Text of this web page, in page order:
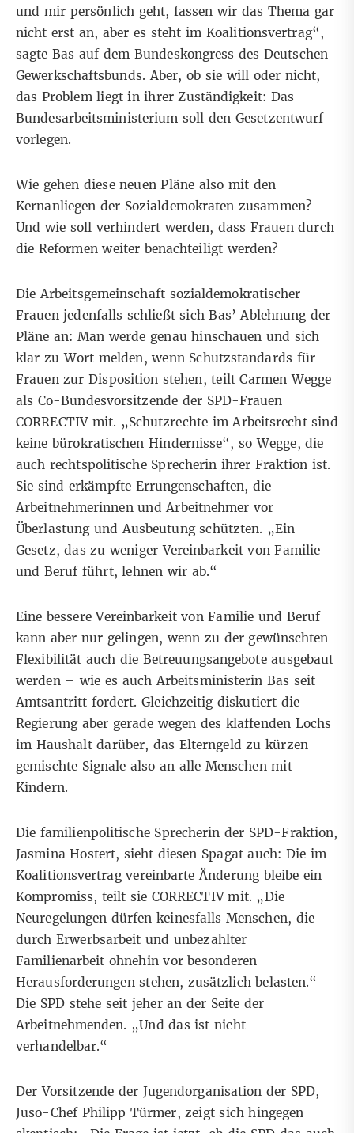
und mir persönlich geht, fassen wir das Thema gar
nicht erst an, aber es steht im Koalitionsvertrag“,
sagte Bas auf dem Bundeskongress des Deutschen
Gewerkschaftsbunds. Aber, ob sie will oder nicht,
das Problem liegt in ihrer Zuständigkeit: Das
Bundesarbeitsministerium soll den Gesetzentwurf
vorlegen.
Wie gehen diese neuen Pläne also mit den
Kernanliegen der Sozialdemokraten zusammen?
Und wie soll verhindert werden, dass Frauen durch
die Reformen weiter benachteiligt werden?
Die Arbeitsgemeinschaft sozialdemokratischer
Frauen jedenfalls schließt sich Bas’ Ablehnung der
Pläne an: Man werde genau hinschauen und sich
klar zu Wort melden, wenn Schutzstandards für
Frauen zur Disposition stehen, teilt Carmen Wegge
als Co-Bundesvorsitzende der SPD-Frauen
CORRECTIV mit. „Schutzrechte im Arbeitsrecht sind
keine bürokratischen Hindernisse“, so Wegge, die
auch rechtspolitische Sprecherin ihrer Fraktion ist.
Sie sind erkämpfte Errungenschaften, die
Arbeitnehmerinnen und Arbeitnehmer vor
Überlastung und Ausbeutung schützten. „Ein
Gesetz, das zu weniger Vereinbarkeit von Familie
und Beruf führt, lehnen wir ab.“
Eine bessere Vereinbarkeit von Familie und Beruf
kann aber nur gelingen, wenn zu der gewünschten
Flexibilität auch die Betreuungsangebote ausgebaut
werden – wie es auch Arbeitsministerin Bas seit
Amtsantritt fordert. Gleichzeitig diskutiert die
Regierung aber gerade wegen des klaffenden Lochs
im Haushalt darüber, das Elterngeld zu kürzen –
gemischte Signale also an alle Menschen mit
Kindern.
Die familienpolitische Sprecherin der SPD-Fraktion,
Jasmina Hostert, sieht diesen Spagat auch: Die im
Koalitionsvertrag vereinbarte Änderung bleibe ein
Kompromiss, teilt sie CORRECTIV mit. „Die
Neuregelungen dürfen keinesfalls Menschen, die
durch Erwerbsarbeit und unbezahlter
Familienarbeit ohnehin vor besonderen
Herausforderungen stehen, zusätzlich belasten.“
Die SPD stehe seit jeher an der Seite der
Arbeitnehmenden. „Und das ist nicht
verhandelbar.“
Der Vorsitzende der Jugendorganisation der SPD,
Juso-Chef Philipp Türmer, zeigt sich hingegen